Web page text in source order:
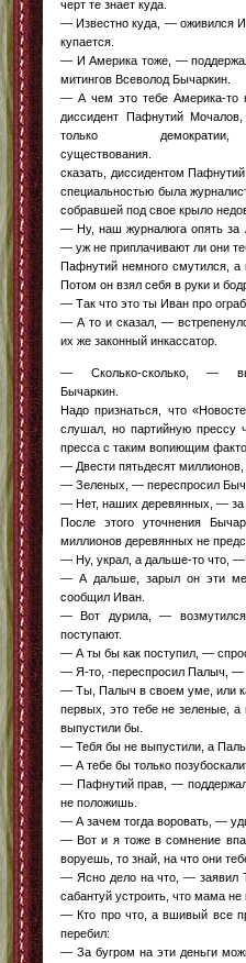
черт те знает куда.
— Известно куда, — оживился
купается.
— И Америка тоже, —
митингов Всеволод Бычаркин.
— А чем это тебе Америка-то
диссидент Пафнутий
только
сказать, диссидентом
специальностью была
собравшей под свое крыло
— Ну, наш журналюга опять за
— уж не приплачивают ли они
Пафнутий немного смутился, а
Потом он взял себя в руки и
— Так что это ты Иван про
— А то и сказал, —
их же законный инкассатор.
— Сколько-сколько, —
Надо признаться, что
слушал, но партийную прессу
пресса с таким вопиющим
— Двести пятьдесят
— Зеленых, — переспросил
— Нет, наших деревянных, — за
После этого уточнения
миллионов деревянных не
— Ну, украл, а дальше-то что, —
— А дальше, зарыл он эти
сообщил Иван.
— Вот дурила, —
поступают.
— А ты бы как поступил, —
— Я-то, -переспросил Палыч, —
— Ты, Палыч в своем уме, или
первых, это тебе не зеленые,
выпустили бы.
— Тебя бы не выпустили, а
— А тебе бы только
— Пафнутий прав, —
не положишь.
— А зачем тогда воровать, —
— Вот и я тоже в сомнение
воруешь, то знай, на что они
— Ясно дело на что, — заявил
сабантуй устроить, что мама не
— Кто про что, а вшивый все
перебил:
— За бугром на эти деньги